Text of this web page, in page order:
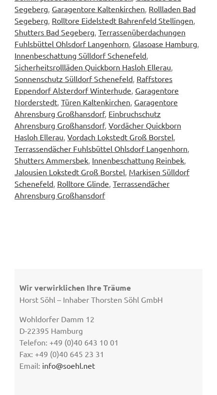
Segeberg, Garagentore Kaltenkirchen, Rollladen Bad
Segeberg, Rolltore Eidelstedt Bahrenfeld Stellingen,
Shutters Bad Segeberg, Terrassenüberdachungen
Fuhlsbüttel Ohlsdorf Langenhorn, Glasoase Hamburg,
Innenbeschattung Sülldorf Schenefeld,
Sicherheitsrollläden Quickborn Hasloh Ellerau,
Sonnenschutz Sülldorf Schenefeld, Raffstores
Eppendorf Alsterdorf Winterhude, Garagentore
Norderstedt, Türen Kaltenkirchen, Garagentore
Ahrensburg Großhansdorf, Einbruchschutz
Ahrensburg Großhansdorf, Vordächer Quickborn
Hasloh Ellerau, Vordach Lokstedt Groß Borstel,
Terrassendächer Fuhlsbüttel Ohlsdorf Langenhorn,
Shutters Ammersbek, Innenbeschattung Reinbek,
Jalousien Lokstedt Groß Borstel, Markisen Sülldorf
Schenefeld, Rolltore Glinde, Terrassendächer
Ahrensburg Großhansdorf
Wir verwirklichen Ihre Träume
Horst Söhl – Inhaber Thorsten Söhl GmbH
Wohldorfer Damm 12
D-22395 Hamburg
Telefon: +49 (0)40 643 10 01
Fax: +49 (0)40 645 23 31
Email: info@soehl.net